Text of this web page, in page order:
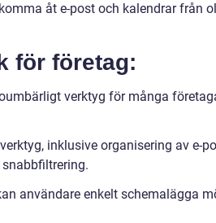
åt e-post och kalendrar från
för företag:
verktyg för många
inklusive organisering av e-
användare enkelt schemalägga